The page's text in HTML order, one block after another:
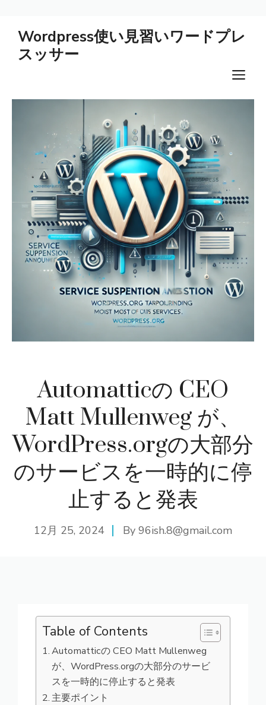
Wordpress使い見習いワードプレ
スッサー
メ
ニ
Automatticの CEO
Matt Mullenweg が、
WordPress.orgの大部分
のサービスを一時的に停
止すると発表
12月 25, 2024 By 96ish.8@gmail.com
Table of Contents
Automatticの CEO Matt Mullenweg
が、WordPress.orgの大部分のサービ
スを一時的に停止すると発表
主要ポイント